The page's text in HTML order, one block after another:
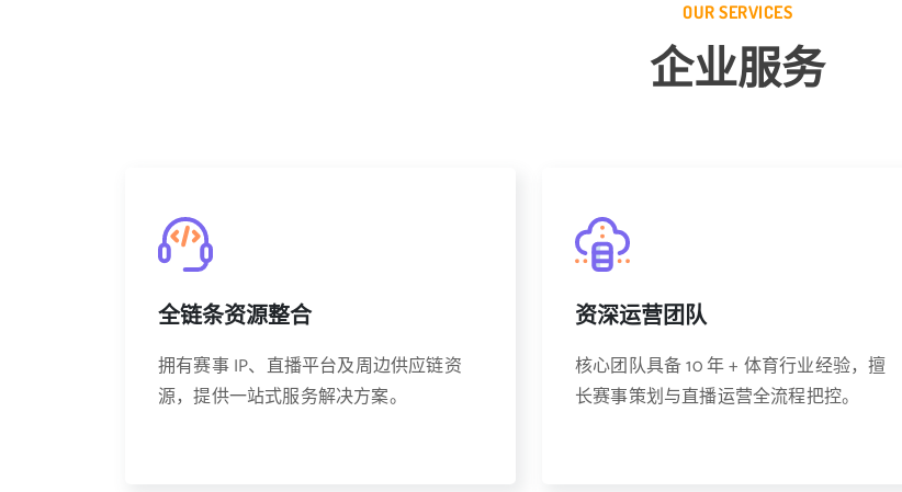
OUR SERVICES
企业服务
全链条资源整合
拥有赛事 IP、直播平台及周边供应链资
源，提供一站式服务解决方案。
资深运营团队
核心团队具备 10 年 + 体育行业经验，擅
长赛事策划与直播运营全流程把控。